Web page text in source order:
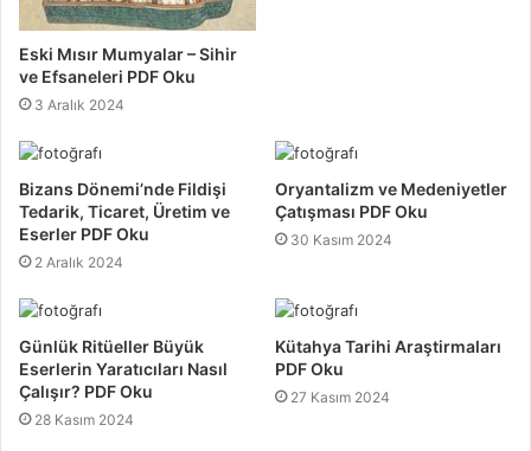
Eski Mısır Mumyalar – Sihir
ve Efsaneleri PDF Oku
3 Aralık 2024
Bizans Dönemi’nde Fildişi
Tedarik, Ticaret, Üretim ve
Eserler PDF Oku
2 Aralık 2024
Oryantalizm ve Medeniyetler
Çatışması PDF Oku
30 Kasım 2024
Günlük Ritüeller Büyük
Eserlerin Yaratıcıları Nasıl
Çalışır? PDF Oku
28 Kasım 2024
Kütahya Tarihi Araştirmaları
PDF Oku
27 Kasım 2024